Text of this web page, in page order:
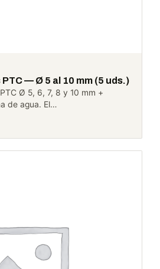
— Ø 5 al 10 mm (5 uds.)
Ø 5, 6, 7, 8 y 10 mm +
de agua. El…